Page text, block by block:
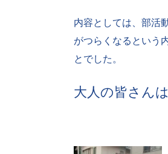
内容としては、部活
がつらくなるという
とでした。
大人の皆さん